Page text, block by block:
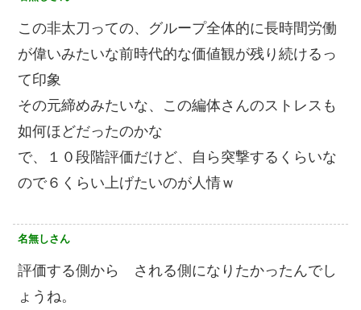
この非太刀っての、グループ全体的に長時間労働
が偉いみたいな前時代的な価値観が残り続けるっ
て印象
その元締めみたいな、この編体さんのストレスも
如何ほどだったのかな
で、１０段階評価だけど、自ら突撃するくらいな
ので６くらい上げたいのが人情ｗ
名無しさん
評価する側から される側になりたかったんでし
ょうね。